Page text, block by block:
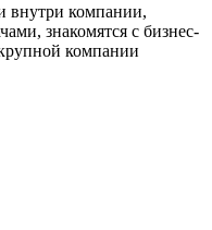
внутри компании,
знакомятся с бизнес-
компании